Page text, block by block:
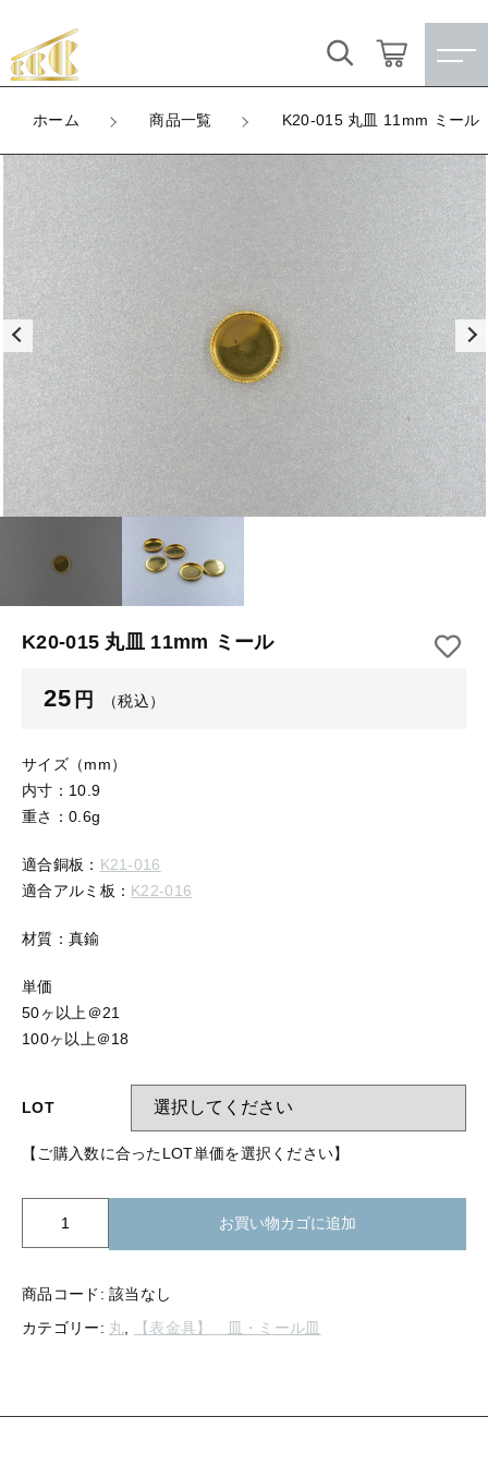
ホーム 商品一覧 K20-015 丸皿 11mm ミール
K20-015 丸皿 11mm ミール
25 円 （税込）
サイズ（mm）
内寸：10.9
重さ：0.6g
適合銅板： K21-016
適合アルミ板： K22-016
材質：真鍮
単価
50ヶ以上＠21
100ヶ以上＠18
LOT
【ご購入数に合ったLOT単価を選択ください】
皿
ミ
お買い物カゴに追加
商品コード:該当なし
カテゴリー: 丸, 【表金具】 皿・ミール皿
カートに商品を追加しました
LOT
数量
（税込）
ショッピングを続ける
カートを確認する
お気に入り
すべての商品
★訳ありアウトレット★
【メッキ付】 製品
【メッキ付】 ブローチ台
【はめこみパーツ】 銅板
【はめこみパーツ】 アルミ板
【はめこみパーツ】 アミ
【表金具】 皿・ミール皿
【表金具】 浅皿
【表金具】 透かしパーツ
【表金具】 平板
【留め金具】 ブローチピン
【留め金具】 丸カン・小判カン
【留め金具】 指輪
【留め金具】 イヤリング
【留め金具】 マスク用クリップ
【留め金具】 ネクタイピン
【留め金具】 蝶タック
【留め金具】 タイタック
【留め金具】 スライダー
【留め金具】 ループタイ金具
【留め金具】 スティックピン
すべて
★訳ありアウトレット★
【メッキ付】 製品
【メッキ付】 ブローチ台
【はめこみパーツ】 銅板
【はめこみパーツ】 アルミ板
【はめこみパーツ】 アミ
【表金具】 皿・ミール皿
【表金具】 浅皿
【表金具】 押皿・挽物
【留め金具】 指輪
【留め金具】 クリップ・差込
【留め金具】 マスク用クリップ
【留め金具】 蝶タック
こだわり検索
親カテゴリ
子カテゴリ
価格帯
～
在庫あり